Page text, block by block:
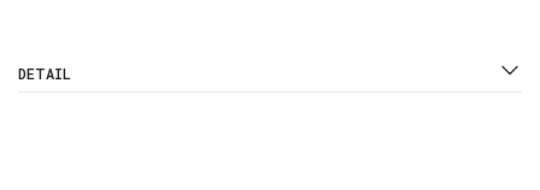
DETAIL